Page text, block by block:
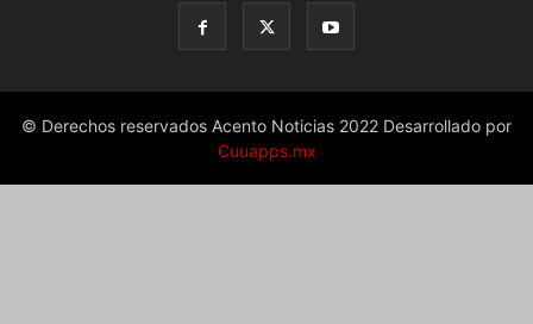
© Derechos reservados Acento Noticias 2022 Desarrollado por
Cuuapps.mx